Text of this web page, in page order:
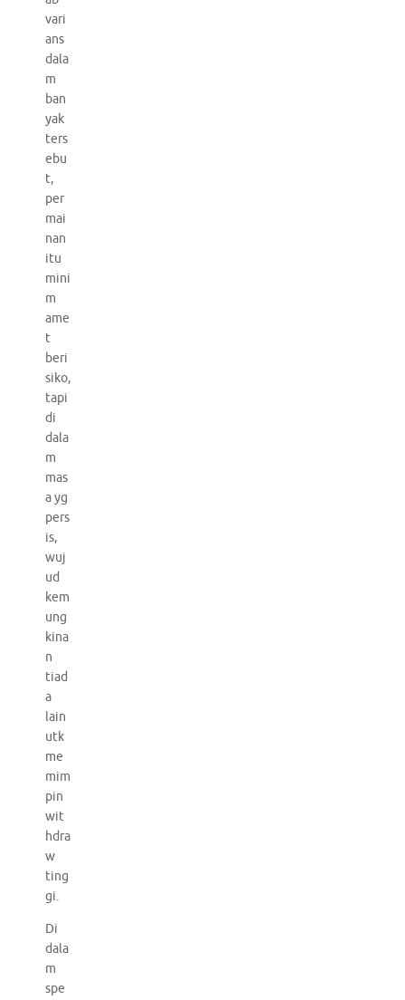
vari
ans
dala
m
ban
yak
ters
ebu
t,
per
mai
nan
itu
mini
m
ame
t
beri
siko,
tapi
di
dala
m
mas
a yg
pers
is,
wuj
ud
kem
ung
kina
n
tiad
a
lain
utk
me
mim
pin
wit
hdra
w
ting
gi.
Di
dala
m
spe